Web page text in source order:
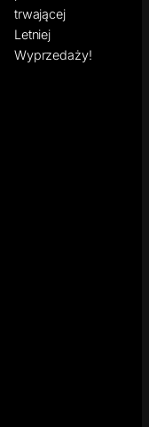
trwającej
Letniej
Wyprzedaży!